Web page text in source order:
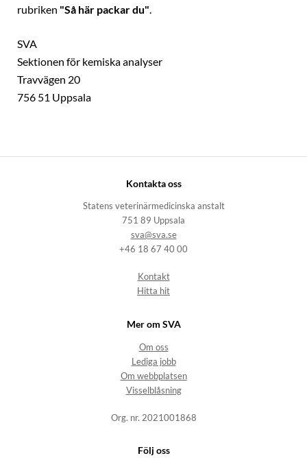
rubriken "Så här packar du".
SVA
Sektionen för kemiska analyser
Travvägen 20
756 51 Uppsala
Kontakta oss
Statens veterinärmedicinska anstalt
751 89 Uppsala
sva@sva.se
+46 18 67 40 00
Kontakt
Hitta hit
Mer om SVA
Om oss
Lediga jobb
Om webbplatsen
Visselblåsning
Org. nr. 2021001868
Följ oss